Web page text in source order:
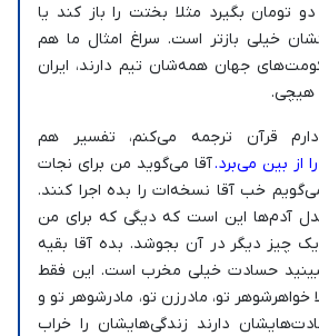
تومان بگیرد مثلا بختت را باز کند یا
خیلی بازتر است. سراغ امثال ما هم
جهان همه‌شان تیم دارند، ایران
هیچی.
قرآن ترجمه می‌کنم، تفسیر هم
از بین می‌برد.آقا می‌گوید من برای نجات
خب آقا نسخه‌ات را بده اجرا کنند.
آدم‌ها این است که دیگی که برای من
چیز دیگر در آن بجوشد. بده آقا بقیه
ببینید حسادت خیلی مخرب است. این فقط
تو، مادرزن تو، مادرشوهر تو و
دارند زندگی‌هایشان را خراب